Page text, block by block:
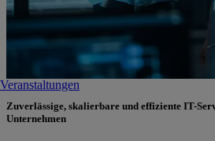
Veranstaltungen
Zuverlässige, skalierbare und effiziente IT-
Unternehmen